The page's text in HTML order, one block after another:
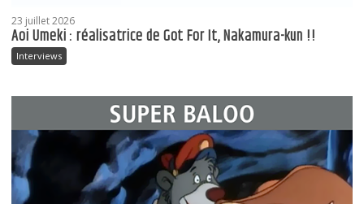
23 juillet 2026
Aoi Umeki : réalisatrice de Got For It, Nakamura-kun !!
Interviews